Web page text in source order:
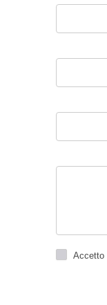
Accetto